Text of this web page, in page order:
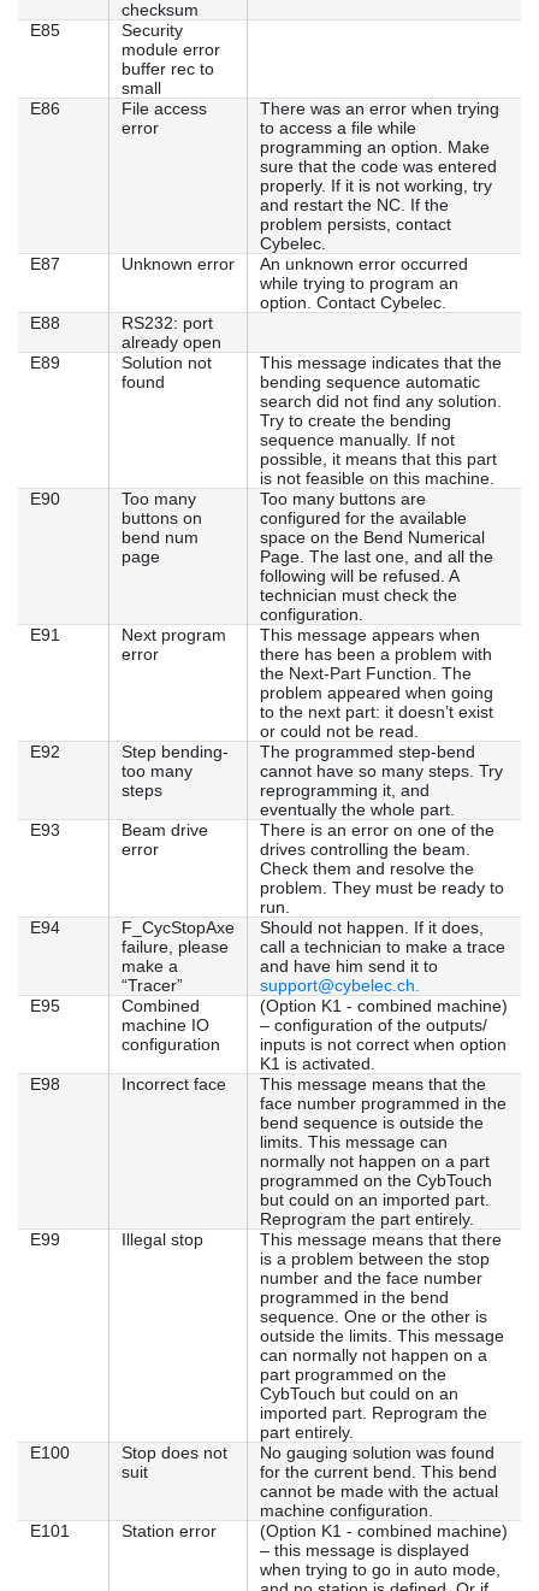
checksum
E85
Security
module error
buffer rec to
small
E86
File access
error
There was an error when trying
to access a file while
programming an option. Make
sure that the code was entered
properly. If it is not working, try
and restart the NC. If the
problem persists, contact
Cybelec.
E87
Unknown error
An unknown error occurred
while trying to program an
option. Contact Cybelec.
E88
RS232: port
already open
E89
Solution not
found
This message indicates that the
bending sequence automatic
search did not find any solution.
Try to create the bending
sequence manually. If not
possible, it means that this part
is not feasible on this machine.
E90
Too many
buttons on
bend num
page
Too many buttons are
configured for the available
space on the Bend Numerical
Page. The last one, and all the
following will be refused. A
technician must check the
configuration.
E91
Next program
error
This message appears when
there has been a problem with
the Next-Part Function. The
problem appeared when going
to the next part: it doesn’t exist
or could not be read.
E92
Step bending-
too many
steps
The programmed step-bend
cannot have so many steps. Try
reprogramming it, and
eventually the whole part.
E93
Beam drive
error
There is an error on one of the
drives controlling the beam.
Check them and resolve the
problem. They must be ready to
run.
E94
F_CycStopAxe
failure, please
make a
“Tracer”
Should not happen. If it does,
call a technician to make a trace
and have him send it to
support@cybelec.ch.
E95
Combined
machine IO
configuration
(Option K1 - combined machine)
– configuration of the outputs/
inputs is not correct when option
K1 is activated.
E98
Incorrect face
This message means that the
face number programmed in the
bend sequence is outside the
limits. This message can
normally not happen on a part
programmed on the CybTouch
but could on an imported part.
Reprogram the part entirely.
E99
Illegal stop
This message means that there
is a problem between the stop
number and the face number
programmed in the bend
sequence. One or the other is
outside the limits. This message
can normally not happen on a
part programmed on the
CybTouch but could on an
imported part. Reprogram the
part entirely.
E100
Stop does not
suit
No gauging solution was found
for the current bend. This bend
cannot be made with the actual
machine configuration.
E101
Station error
(Option K1 - combined machine)
– this message is displayed
when trying to go in auto mode,